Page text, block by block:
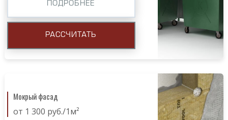
ПОДРОБНЕЕ
РАССЧИТАТЬ
Мокрый фасад
от 1 300 руб./1м²